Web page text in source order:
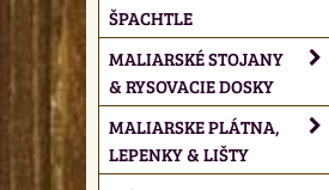
ŠPACHTLE
MALIARSKÉ STOJANY
& RYSOVACIE DOSKY
MALIARSKE PLÁTNA,
LEPENKY & LIŠTY